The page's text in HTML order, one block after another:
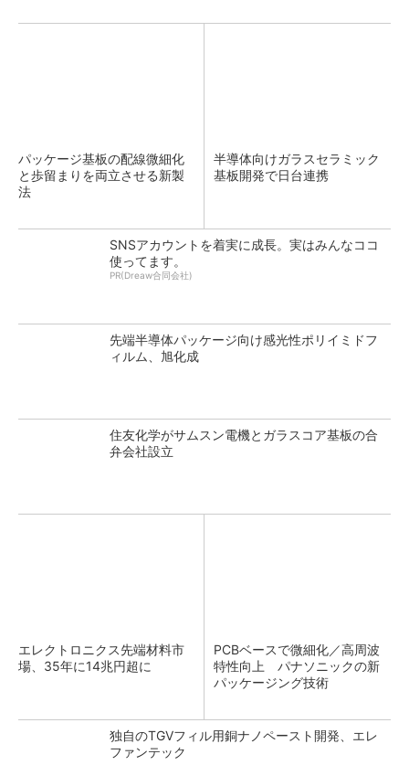
パッケージ基板の配線微細化
と歩留まりを両立させる新製
法
半導体向けガラスセラミック
基板開発で日台連携
SNSアカウントを着実に成長。実はみんなココ
使ってます。
PR(Dreaw合同会社)
先端半導体パッケージ向け感光性ポリイミドフ
ィルム、旭化成
住友化学がサムスン電機とガラスコア基板の合
弁会社設立
エレクトロニクス先端材料市
場、35年に14兆円超に
PCBベースで微細化／高周波
特性向上 パナソニックの新
パッケージング技術
独自のTGVフィル用銅ナノペースト開発、エレ
ファンテック